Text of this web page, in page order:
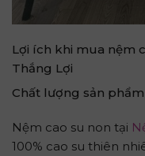
Lợi ích khi mua nệm
Thắng Lợi
Chất lượng sản
Nệm cao su non tại
100% cao su thiên